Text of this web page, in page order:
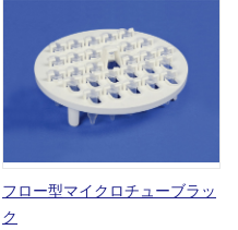
フロー型マイクロチューブラッ
ク